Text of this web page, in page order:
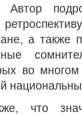
Автор
а также
во
что